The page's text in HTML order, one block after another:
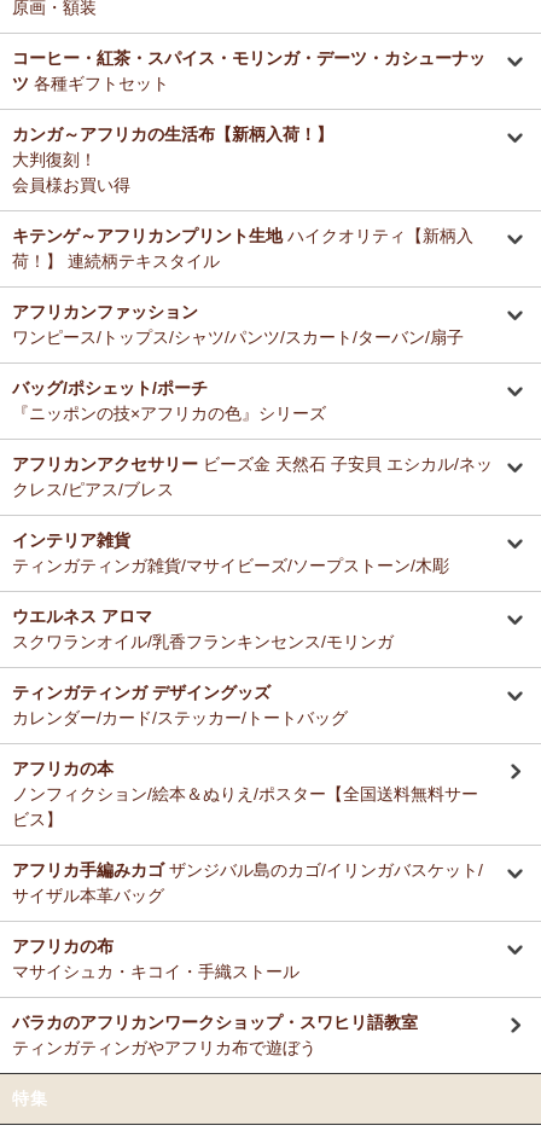
原画・額装
コーヒー・紅茶・スパイス・モリンガ・デーツ・カシューナッ
ツ 各種ギフトセット
カンガ～アフリカの生活布【新柄入荷！】
大判復刻！
会員様お買い得
キテンゲ～アフリカンプリント生地ハイクオリティ【新柄入
荷！】 連続柄テキスタイル
アフリカンファッション
ワンピース/トップス/シャツ/パンツ/スカート/ターバン/扇子
バッグ/ポシェット/ポーチ
『ニッポンの技×アフリカの色』シリーズ
アフリカンアクセサリー ビーズ金 天然石 子安貝 エシカル/ネッ
クレス/ピアス/ブレス
インテリア雑貨
ティンガティンガ雑貨/マサイビーズ/ソープストーン/木彫
ウエルネス アロマ
スクワランオイル/乳香フランキンセンス/モリンガ
ティンガティンガ デザイングッズ
カレンダー/カード/ステッカー/トートバッグ
アフリカの本
ノンフィクション/絵本＆ぬりえ/ポスター【全国送料無料サー
ビス】
アフリカ手編みカゴザンジバル島のカゴ/イリンガバスケット/
サイザル本革バッグ
アフリカの布
マサイシュカ・キコイ・手織ストール
バラカのアフリカンワークショップ・スワヒリ語教室
ティンガティンガやアフリカ布で遊ぼう
特集